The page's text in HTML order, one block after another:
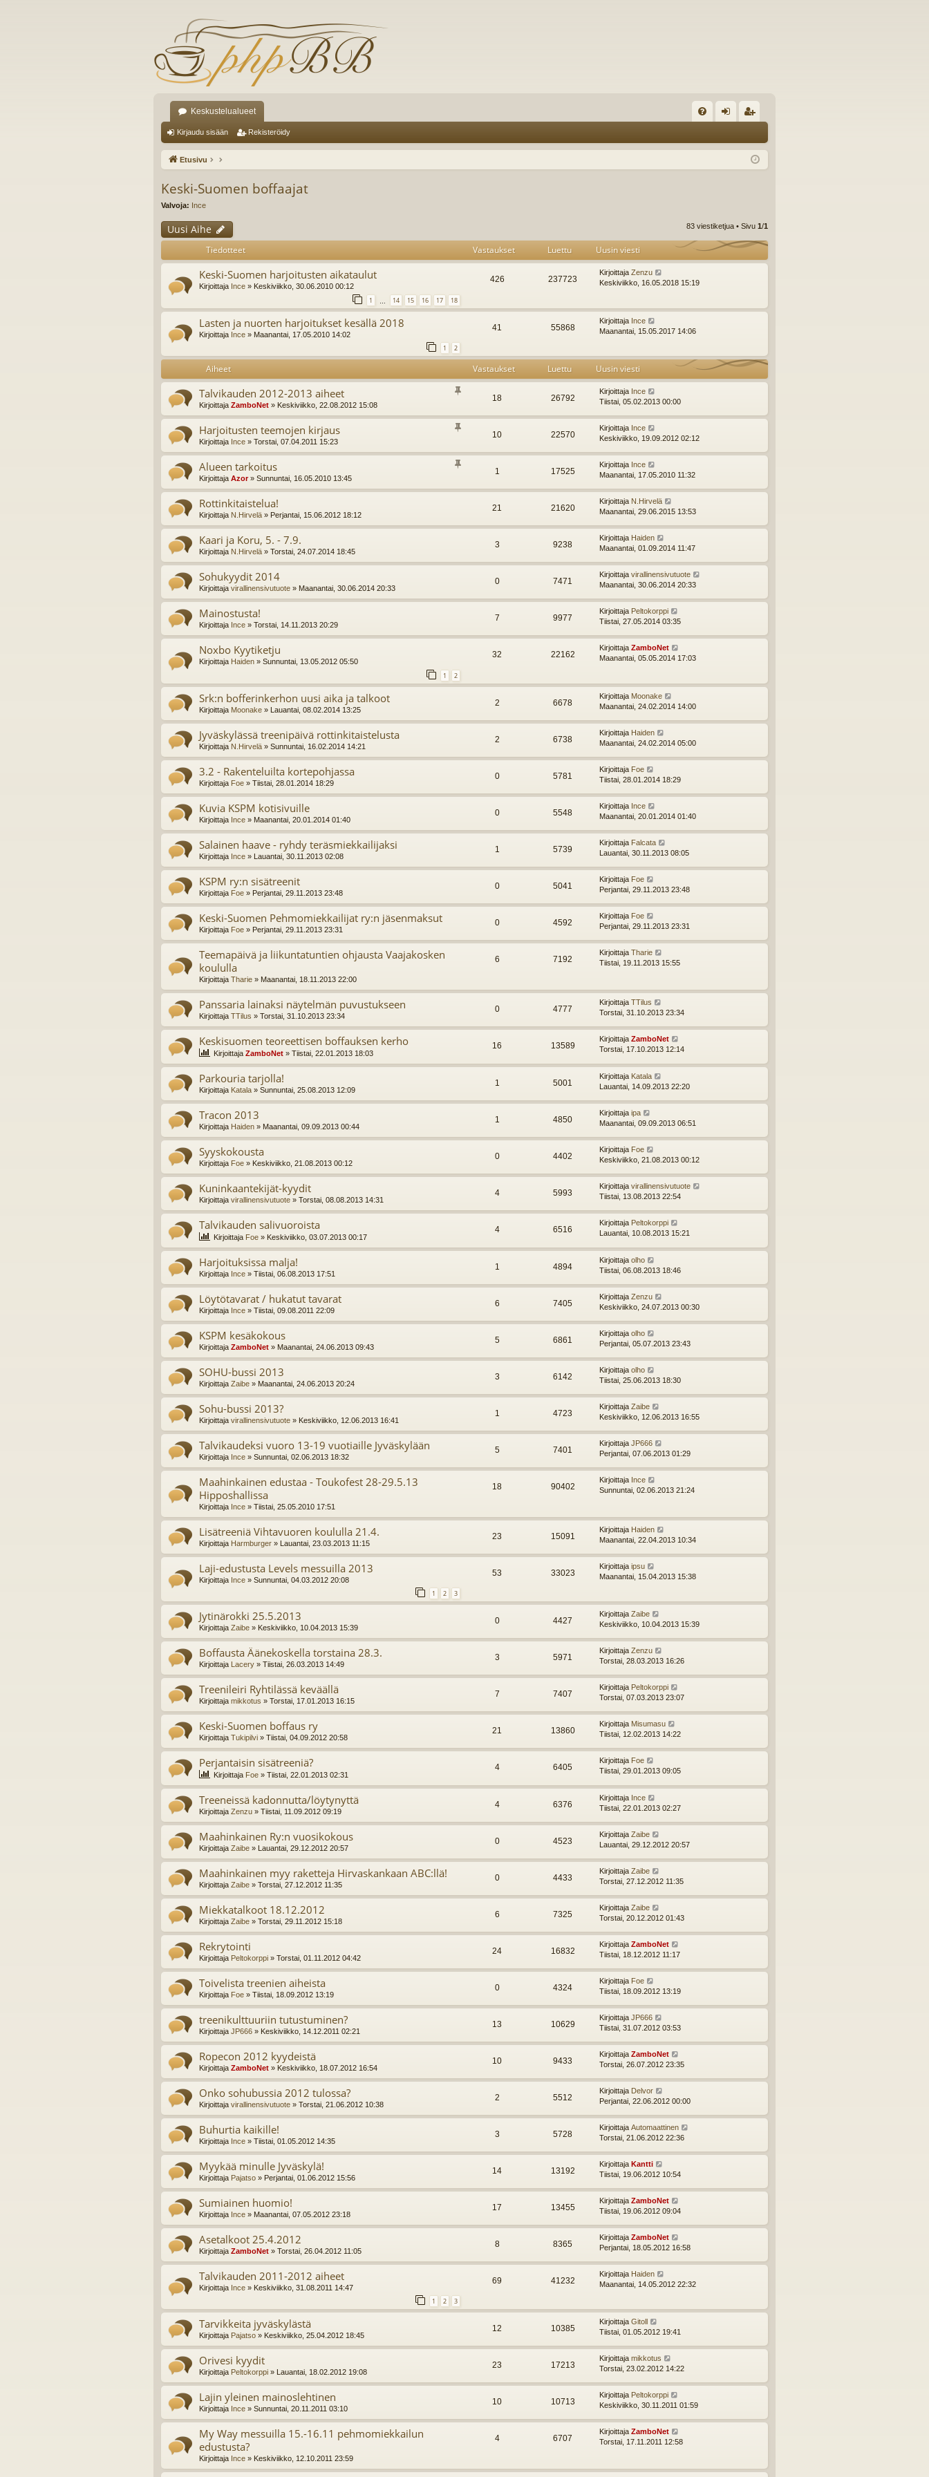
Keskustelualueet
K au ist
Kirjaudu sisään Rekisteröidy
Etusivu
Keski-Suomen boffaajat
Valvoja: Ince
Uusi Aihe 83 viestiketjua • Sivu 1/1
Tiedotteet Vastaukset Luettu Uusin viesti
Keski-Suomen harjoitusten aikataulut
Kirjoittaja Ince » Keskiviikko, 30.06.2010 00:12
1 14 15 16 17 18
426 237723
Kirjoittaja Zenzu
Keskiviikko, 16.05.2018 15:19
Lasten ja nuorten harjoitukset kesällä 2018
Kirjoittaja Ince » Maanantai, 17.05.2010 14:02
1 2
41 55868
Kirjoittaja Ince
Maanantai, 15.05.2017 14:06
Aiheet Vastaukset Luettu Uusin viesti
Talvikauden 2012-2013 aiheet
Kirjoittaja ZamboNet » Keskiviikko, 22.08.2012 15:08
18 26792
Kirjoittaja Ince
Tiistai, 05.02.2013 00:00
Harjoitusten teemojen kirjaus
Kirjoittaja Ince » Torstai, 07.04.2011 15:23
10 22570
Kirjoittaja Ince
Keskiviikko, 19.09.2012 02:12
Alueen tarkoitus
Kirjoittaja Azor» Sunnuntai, 16.05.2010 13:45
1 17525
Kirjoittaja Ince
Maanantai, 17.05.2010 11:32
Rottinkitaistelua!
Kirjoittaja N.Hirvelä » Perjantai, 15.06.2012 18:12
21 21620
Kirjoittaja N.Hirvelä
Maanantai, 29.06.2015 13:53
Kaari ja Koru, 5. - 7.9.
Kirjoittaja N.Hirvelä » Torstai, 24.07.2014 18:45
3 9238
Kirjoittaja Haiden
Maanantai, 01.09.2014 11:47
Sohukyydit 2014
Kirjoittaja virallinensivutuote » Maanantai, 30.06.2014 20:33
0 7471
Kirjoittaja virallinensivutuote
Maanantai, 30.06.2014 20:33
Mainostusta!
Kirjoittaja Ince » Torstai, 14.11.2013 20:29
7 9977
Kirjoittaja Peltokorppi
Tiistai, 27.05.2014 03:35
Noxbo Kyytiketju
Kirjoittaja Haiden » Sunnuntai, 13.05.2012 05:50
1 2
32 22162
Kirjoittaja ZamboNet
Maanantai, 05.05.2014 17:03
Srk:n bofferinkerhon uusi aika ja talkoot
Kirjoittaja Moonake » Lauantai, 08.02.2014 13:25
2 6678
Kirjoittaja Moonake
Maanantai, 24.02.2014 14:00
Jyväskylässä treenipäivä rottinkitaistelusta
Kirjoittaja N.Hirvelä » Sunnuntai, 16.02.2014 14:21
2 6738
Kirjoittaja Haiden
Maanantai, 24.02.2014 05:00
3.2 - Rakenteluilta kortepohjassa
Kirjoittaja Foe » Tiistai, 28.01.2014 18:29
0 5781
Kirjoittaja Foe
Tiistai, 28.01.2014 18:29
Kuvia KSPM kotisivuille
Kirjoittaja Ince » Maanantai, 20.01.2014 01:40
0 5548
Kirjoittaja Ince
Maanantai, 20.01.2014 01:40
Salainen haave - ryhdy teräsmiekkailijaksi
Kirjoittaja Ince » Lauantai, 30.11.2013 02:08
1 5739
Kirjoittaja Falcata
Lauantai, 30.11.2013 08:05
KSPM ry:n sisätreenit
Kirjoittaja Foe » Perjantai, 29.11.2013 23:48
0 5041
Kirjoittaja Foe
Perjantai, 29.11.2013 23:48
Keski-Suomen Pehmomiekkailijat ry:n jäsenmaksut
Kirjoittaja Foe » Perjantai, 29.11.2013 23:31
0 4592
Kirjoittaja Foe
Perjantai, 29.11.2013 23:31
Teemapäivä ja liikuntatuntien ohjausta Vaajakosken
koululla
Kirjoittaja Tharie » Maanantai, 18.11.2013 22:00
6 7192
Kirjoittaja Tharie
Tiistai, 19.11.2013 15:55
Panssaria lainaksi näytelmän puvustukseen
Kirjoittaja TTilus » Torstai, 31.10.2013 23:34
0 4777
Kirjoittaja TTilus
Torstai, 31.10.2013 23:34
Keskisuomen teoreettisen boffauksen kerho
Kirjoittaja ZamboNet » Tiistai, 22.01.2013 18:03
16 13589
Kirjoittaja ZamboNet
Torstai, 17.10.2013 12:14
Parkouria tarjolla!
Kirjoittaja Katala » Sunnuntai, 25.08.2013 12:09
1 5001
Kirjoittaja Katala
Lauantai, 14.09.2013 22:20
Tracon 2013
Kirjoittaja Haiden » Maanantai, 09.09.2013 00:44
1 4850
Kirjoittaja ipa
Maanantai, 09.09.2013 06:51
Syyskokousta
Kirjoittaja Foe » Keskiviikko, 21.08.2013 00:12
0 4402
Kirjoittaja Foe
Keskiviikko, 21.08.2013 00:12
Kuninkaantekijät-kyydit
Kirjoittaja virallinensivutuote » Torstai, 08.08.2013 14:31
4 5993
Kirjoittaja virallinensivutuote
Tiistai, 13.08.2013 22:54
Talvikauden salivuoroista
Kirjoittaja Foe » Keskiviikko, 03.07.2013 00:17
4 6516
Kirjoittaja Peltokorppi
Lauantai, 10.08.2013 15:21
Harjoituksissa malja!
Kirjoittaja Ince » Tiistai, 06.08.2013 17:51
1 4894
Kirjoittaja olho
Tiistai, 06.08.2013 18:46
Löytötavarat / hukatut tavarat
Kirjoittaja Ince » Tiistai, 09.08.2011 22:09
6 7405
Kirjoittaja Zenzu
Keskiviikko, 24.07.2013 00:30
KSPM kesäkokous
Kirjoittaja ZamboNet » Maanantai, 24.06.2013 09:43
5 6861
Kirjoittaja olho
Perjantai, 05.07.2013 23:43
SOHU-bussi 2013
Kirjoittaja Zaibe » Maanantai, 24.06.2013 20:24
3 6142
Kirjoittaja olho
Tiistai, 25.06.2013 18:30
Sohu-bussi 2013?
Kirjoittaja virallinensivutuote » Keskiviikko, 12.06.2013 16:41
1 4723
Kirjoittaja Zaibe
Keskiviikko, 12.06.2013 16:55
Talvikaudeksi vuoro 13-19 vuotiaille Jyväskylään
Kirjoittaja Ince » Sunnuntai, 02.06.2013 18:32
5 7401
Kirjoittaja JP666
Perjantai, 07.06.2013 01:29
Maahinkainen edustaa - Toukofest 28-29.5.13
Hipposhallissa
Kirjoittaja Ince » Tiistai, 25.05.2010 17:51
18 90402
Kirjoittaja Ince
Sunnuntai, 02.06.2013 21:24
Lisätreeniä Vihtavuoren koululla 21.4.
Kirjoittaja Harmburger » Lauantai, 23.03.2013 11:15
23 15091
Kirjoittaja Haiden
Maanantai, 22.04.2013 10:34
Laji-edustusta Levels messuilla 2013
Kirjoittaja Ince » Sunnuntai, 04.03.2012 20:08
1 2 3
53 33023
Kirjoittaja ipsu
Maanantai, 15.04.2013 15:38
Jytinärokki 25.5.2013
Kirjoittaja Zaibe » Keskiviikko, 10.04.2013 15:39
0 4427
Kirjoittaja Zaibe
Keskiviikko, 10.04.2013 15:39
Boffausta Äänekoskella torstaina 28.3.
Kirjoittaja Lacery » Tiistai, 26.03.2013 14:49
3 5971
Kirjoittaja Zenzu
Torstai, 28.03.2013 16:26
Treenileiri Ryhtilässä keväällä
Kirjoittaja mikkotus » Torstai, 17.01.2013 16:15
7 7407
Kirjoittaja Peltokorppi
Torstai, 07.03.2013 23:07
Keski-Suomen boffaus ry
Kirjoittaja Tukipilvi » Tiistai, 04.09.2012 20:58
21 13860
Kirjoittaja Misumasu
Tiistai, 12.02.2013 14:22
Perjantaisin sisätreeniä?
Kirjoittaja Foe » Tiistai, 22.01.2013 02:31
4 6405
Kirjoittaja Foe
Tiistai, 29.01.2013 09:05
Treeneissä kadonnutta/löytynyttä
Kirjoittaja Zenzu » Tiistai, 11.09.2012 09:19
4 6376
Kirjoittaja Ince
Tiistai, 22.01.2013 02:27
Maahinkainen Ry:n vuosikokous
Kirjoittaja Zaibe » Lauantai, 29.12.2012 20:57
0 4523
Kirjoittaja Zaibe
Lauantai, 29.12.2012 20:57
Maahinkainen myy raketteja Hirvaskankaan ABC:llä!
Kirjoittaja Zaibe » Torstai, 27.12.2012 11:35
0 4433
Kirjoittaja Zaibe
Torstai, 27.12.2012 11:35
Miekkatalkoot 18.12.2012
Kirjoittaja Zaibe » Torstai, 29.11.2012 15:18
6 7325
Kirjoittaja Zaibe
Torstai, 20.12.2012 01:43
Rekrytointi
Kirjoittaja Peltokorppi » Torstai, 01.11.2012 04:42
24 16832
Kirjoittaja ZamboNet
Tiistai, 18.12.2012 11:17
Toivelista treenien aiheista
Kirjoittaja Foe » Tiistai, 18.09.2012 13:19
0 4324
Kirjoittaja Foe
Tiistai, 18.09.2012 13:19
treenikulttuuriin tutustuminen?
Kirjoittaja JP666 » Keskiviikko, 14.12.2011 02:21
13 10629
Kirjoittaja JP666
Tiistai, 31.07.2012 03:53
Ropecon 2012 kyydeistä
Kirjoittaja ZamboNet » Keskiviikko, 18.07.2012 16:54
10 9433
Kirjoittaja ZamboNet
Torstai, 26.07.2012 23:35
Onko sohubussia 2012 tulossa?
Kirjoittaja virallinensivutuote » Torstai, 21.06.2012 10:38
2 5512
Kirjoittaja Delvor
Perjantai, 22.06.2012 00:00
Buhurtia kaikille!
Kirjoittaja Ince » Tiistai, 01.05.2012 14:35
3 5728
Kirjoittaja Automaattinen
Torstai, 21.06.2012 22:36
Myykää minulle Jyväskylä!
Kirjoittaja Pajatso » Perjantai, 01.06.2012 15:56
14 13192
Kirjoittaja Kantti
Tiistai, 19.06.2012 10:54
Sumiainen huomio!
Kirjoittaja Ince » Maanantai, 07.05.2012 23:18
17 13455
Kirjoittaja ZamboNet
Tiistai, 19.06.2012 09:04
Asetalkoot 25.4.2012
Kirjoittaja ZamboNet » Torstai, 26.04.2012 11:05
8 8365
Kirjoittaja ZamboNet
Perjantai, 18.05.2012 16:58
Talvikauden 2011-2012 aiheet
Kirjoittaja Ince » Keskiviikko, 31.08.2011 14:47
1 2 3
69 41232
Kirjoittaja Haiden
Maanantai, 14.05.2012 22:32
Tarvikkeita jyväskylästä
Kirjoittaja Pajatso » Keskiviikko, 25.04.2012 18:45
12 10385
Kirjoittaja Gitoll
Tiistai, 01.05.2012 19:41
Orivesi kyydit
Kirjoittaja Peltokorppi » Lauantai, 18.02.2012 19:08
23 17213
Kirjoittaja mikkotus
Torstai, 23.02.2012 14:22
Lajin yleinen mainoslehtinen
Kirjoittaja Ince » Sunnuntai, 20.11.2011 03:10
10 10713
Kirjoittaja Peltokorppi
Keskiviikko, 30.11.2011 01:59
My Way messuilla 15.-16.11 pehmomiekkailun
edustusta?
Kirjoittaja Ince » Keskiviikko, 12.10.2011 23:59
4 6707
Kirjoittaja ZamboNet
Torstai, 17.11.2011 12:58